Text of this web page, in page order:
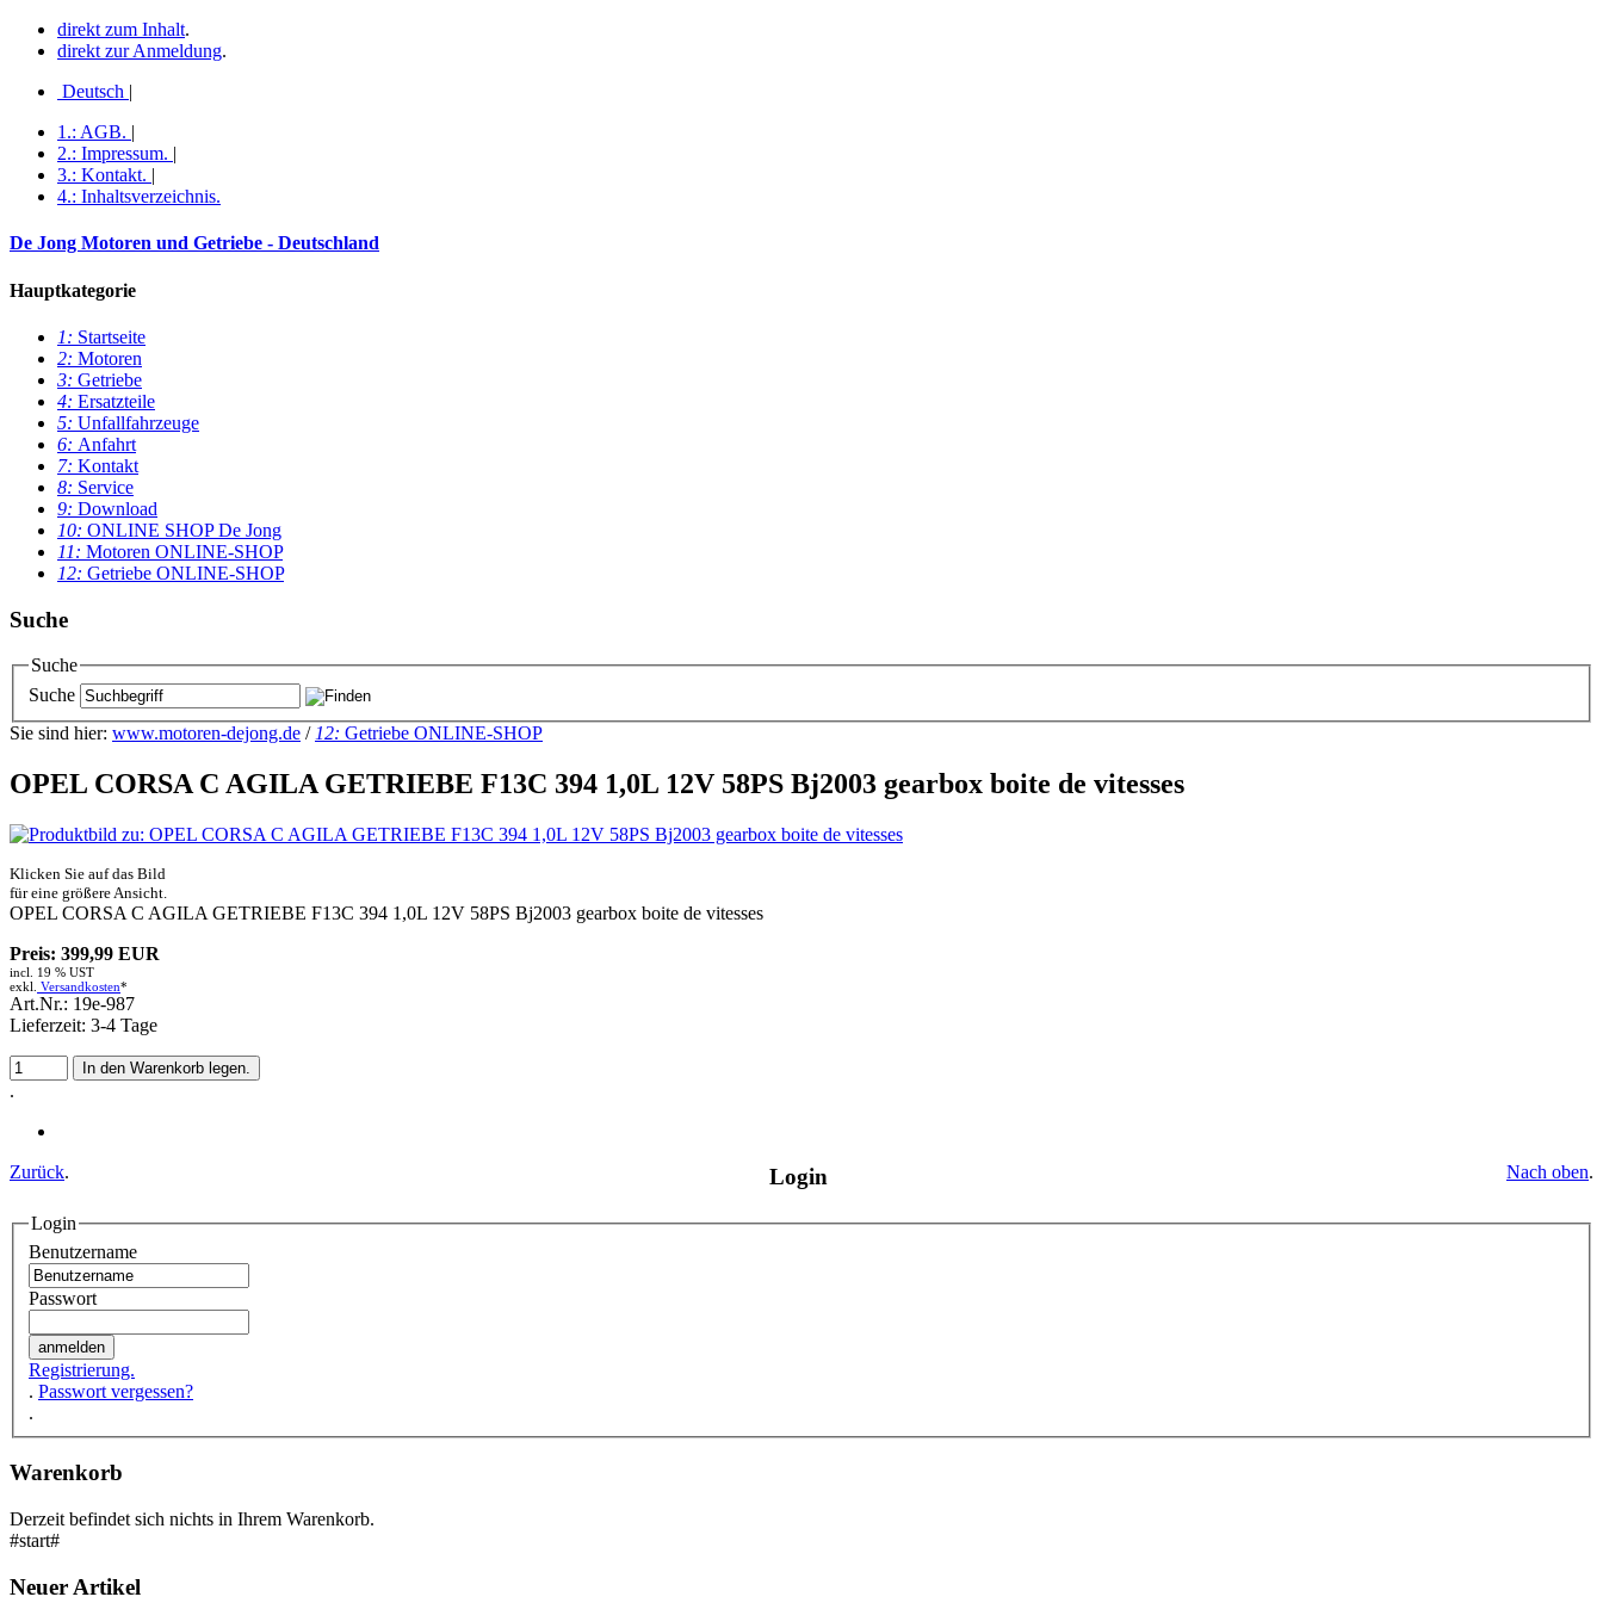
direkt zum Inhalt.
direkt zur Anmeldung.
Deutsch |
1.: AGB. |
2.: Impressum. |
3.: Kontakt. |
4.: Inhaltsverzeichnis.
De Jong Motoren und Getriebe - Deutschland
Hauptkategorie
1: Startseite
2: Motoren
3: Getriebe
4: Ersatzteile
5: Unfallfahrzeuge
6: Anfahrt
7: Kontakt
8: Service
9: Download
10: ONLINE SHOP De Jong
11: Motoren ONLINE-SHOP
12: Getriebe ONLINE-SHOP
Suche
Suche
Suche
Sie sind hier: www.motoren-dejong.de / 12: Getriebe ONLINE-SHOP
OPEL CORSA C AGILA GETRIEBE F13C 394 1,0L 12V 58PS Bj2003 gearbox boite de vitesses
Klicken Sie auf das Bild
für eine größere Ansicht.
OPEL CORSA C AGILA GETRIEBE F13C 394 1,0L 12V 58PS Bj2003 gearbox boite de vitesses
Preis: 399,99 EUR
incl. 19 % UST
exkl. Versandkosten*
Art.Nr.: 19e-987
Lieferzeit: 3-4 Tage
.
Zurück. Nach oben.
Login
Login
Benutzername
Passwort
Registrierung.
. Passwort vergessen?
.
Warenkorb
Derzeit befindet sich nichts in Ihrem Warenkorb.
#start#
Neuer Artikel